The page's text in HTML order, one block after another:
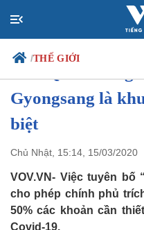
/THẾ GIỚI
Chính trị
Đảng
Quốc hội
Nhận diện sự thật
Gyongsang là
biệt
Chủ Nhật, 15:14, 15/03/2020
VOV.VN- Việc tuyên bố
cho phép chính phủ
50% các khoản cần
Covid-19.